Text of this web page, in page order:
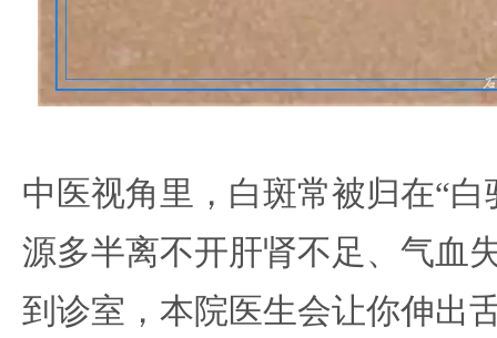
中医视角里，白斑常被归在“白
源多半离不开肝肾不足、气血
到诊室，本院医生会让你伸出